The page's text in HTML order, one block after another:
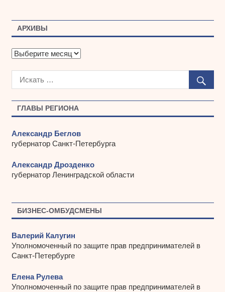
ГЛАВЫ РЕГИОНА
Александр Беглов
губернатор Санкт-Петербурга
Александр Дрозденко
губернатор Ленинградской области
БИЗНЕС-ОМБУДСМЕНЫ
Валерий Калугин
Уполномоченный по защите прав предпринимателей в
Санкт-Петербурге
Елена Рулева
Уполномоченный по защите прав предпринимателей в
АРХИВЫ
А
х
ы